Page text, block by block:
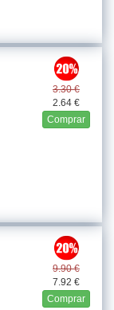
3.30 €
2.64 €
Comprar
9.90 €
7.92 €
Comprar